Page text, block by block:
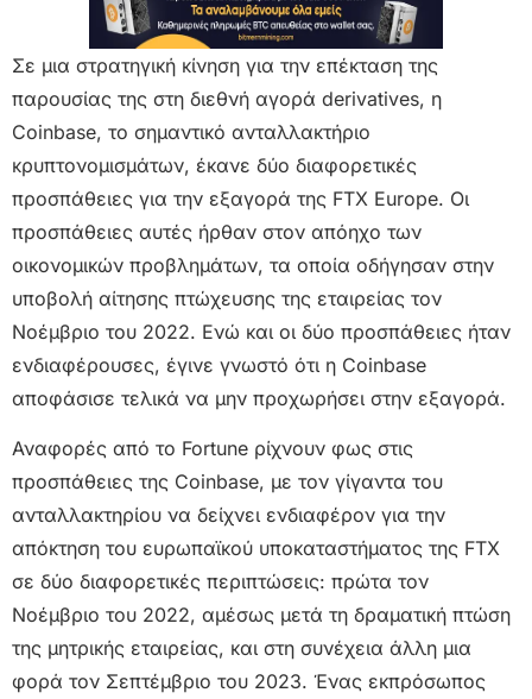
Σε μια στρατηγική κίνηση για την επέκταση της
παρουσίας της στη διεθνή αγορά derivatives, η
Coinbase, το σημαντικό ανταλλακτήριο
κρυπτονομισμάτων, έκανε δύο διαφορετικές
προσπάθειες για την εξαγορά της FTX Europe. Οι
προσπάθειες αυτές ήρθαν στον απόηχο των
οικονομικών προβλημάτων, τα οποία οδήγησαν στην
υποβολή αίτησης πτώχευσης της εταιρείας τον
Νοέμβριο του 2022. Ενώ και οι δύο προσπάθειες ήταν
ενδιαφέρουσες, έγινε γνωστό ότι η Coinbase
αποφάσισε τελικά να μην προχωρήσει στην εξαγορά.
Αναφορές από το Fortune ρίχνουν φως στις
προσπάθειες της Coinbase, με τον γίγαντα του
ανταλλακτηρίου να δείχνει ενδιαφέρον για την
απόκτηση του ευρωπαϊκού υποκαταστήματος της FTX
σε δύο διαφορετικές περιπτώσεις: πρώτα τον
Νοέμβριο του 2022, αμέσως μετά τη δραματική πτώση
της μητρικής εταιρείας, και στη συνέχεια άλλη μια
φορά τον Σεπτέμβριο του 2023. Ένας εκπρόσωπος